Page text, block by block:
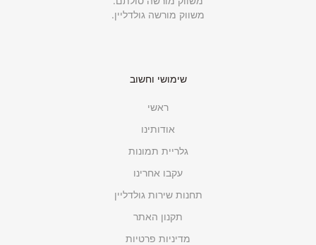
משווק מורשה גולדליין.
שימושי וחשוב
ראשי
אודותינו
גלריית תמונות
עקבו אחרינו
תחנות שירות גולדליין
תקנון האתר
מדיניות פרטיות